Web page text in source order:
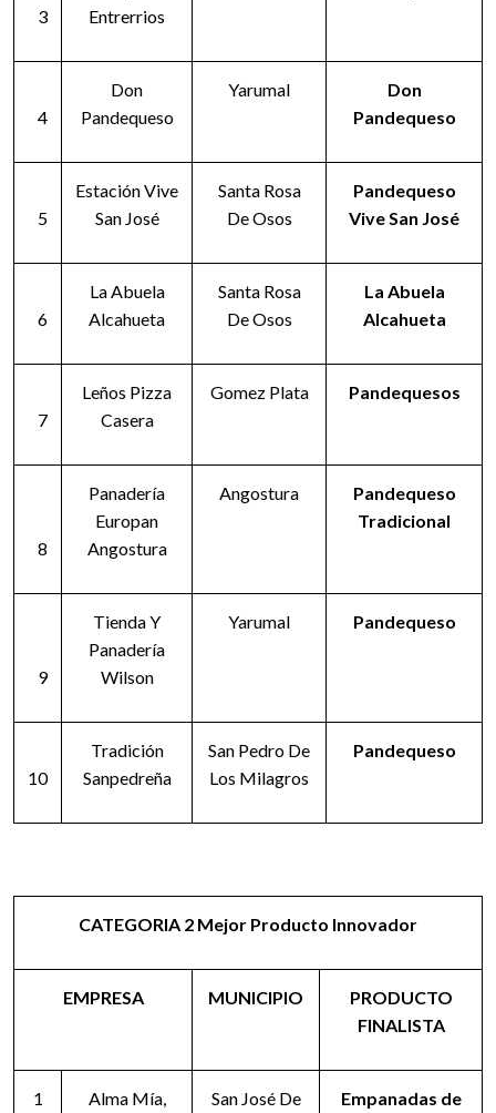
3
Entrerrios
4
Don
Pandequeso
Yarumal
Don
Pandequeso
5
Estación Vive
San José
Santa Rosa
De Osos
Pandequeso
Vive San José
6
La Abuela
Alcahueta
Santa Rosa
De Osos
La Abuela
Alcahueta
7
Leños Pizza
Casera
Gomez Plata Pandequesos
8
Panadería
Europan
Angostura
Angostura
Pandequeso
Tradicional
9
Tienda Y
Panadería
Wilson
Yarumal Pandequeso
10
Tradición
Sanpedreña
San Pedro De
Los Milagros
Pandequeso
CATEGORIA 2 Mejor Producto Innovador
EMPRESA MUNICIPIO
PRODUCTO
FINALISTA
1
Alma Mía,
San José De
Empanadas de